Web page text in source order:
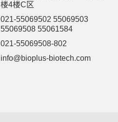
楼4楼C区
021-55069502 55069503
55069508 55061584
021-55069508-802
info@bioplus-biotech.com